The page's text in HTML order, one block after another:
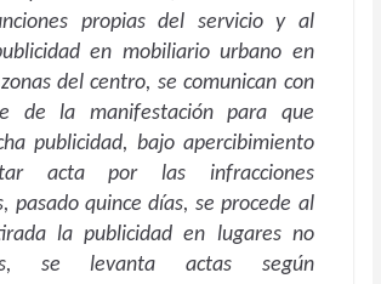
propias del servicio y al
en mobiliario urbano en
del centro, se comunican con
de la manifestación para que
publicidad, bajo apercibimiento
acta por las infracciones
pasado quince días, se procede al
la publicidad en lugares no
se levanta actas según